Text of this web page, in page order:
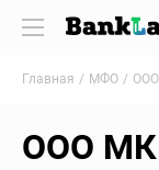
Главная МФО
ООО